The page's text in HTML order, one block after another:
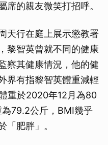
席的親友微笑打招呼。
天行在庭上展示懲教署
黎智英曾就不同的健康
察其健康情況，他的健
界有指黎智英體重減輕
重於2020年12月為80
79.2公斤，BMI幾乎
「肥胖」。